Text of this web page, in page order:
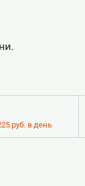
руб. в день